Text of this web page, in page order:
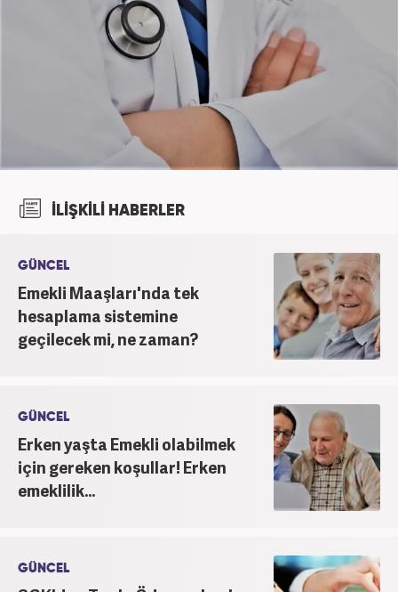
İLİŞKİLİ HABERLER
GÜNCEL
Emekli Maaşları'nda tek
hesaplama sistemine
geçilecek mi, ne zaman?
GÜNCEL
Erken yaşta Emekli olabilmek
için gereken koşullar! Erken
emeklilik...
GÜNCEL